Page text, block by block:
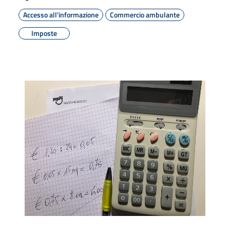
Accesso all'informazione
Commercio ambulante
Imposte